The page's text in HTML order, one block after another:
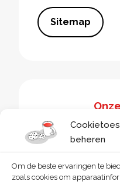
beheren
Om de beste ervaringen te
zoals cookies om
Sitemap